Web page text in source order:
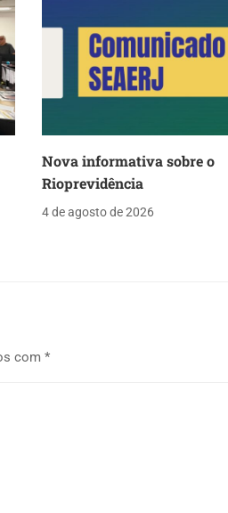
Nova informativa sobre o
Rioprevidência
4 de agosto de 2026
com *